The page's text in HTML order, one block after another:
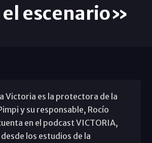
escenario»
Victoria es la protectora de la
y su responsable, Rocío
en el podcast VICTORIA,
los estudios de la